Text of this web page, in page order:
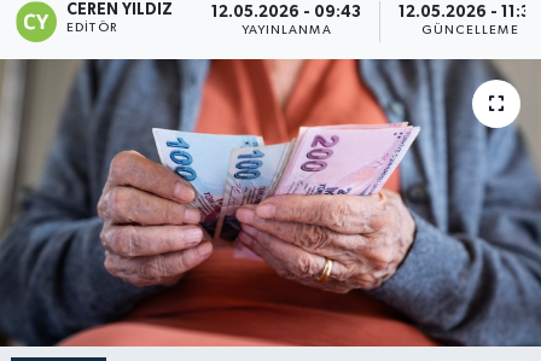
CEREN YILDIZ
EDITÖR
12.05.2026 - 09:43
YAYINLANMA
12.05.2026 - 11:30
GÜNCELLEME